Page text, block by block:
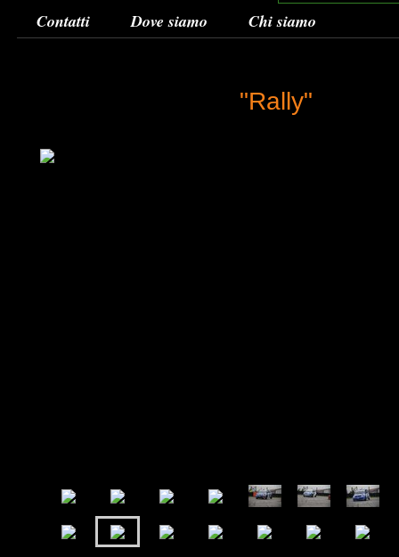
Contatti
Dove siamo Chi siamo
"Rally"